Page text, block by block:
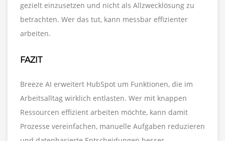
gezielt einzusetzen und nicht als Allzwecklösung zu
betrachten. Wer das tut, kann messbar effizienter
arbeiten.
FAZIT
Breeze AI erweitert HubSpot um Funktionen, die im
Arbeitsalltag wirklich entlasten. Wer mit knappen
Ressourcen effizient arbeiten möchte, kann damit
Prozesse vereinfachen, manuelle Aufgaben reduzieren